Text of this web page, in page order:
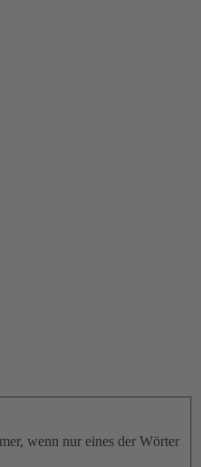
wenn nur eines der Wörter